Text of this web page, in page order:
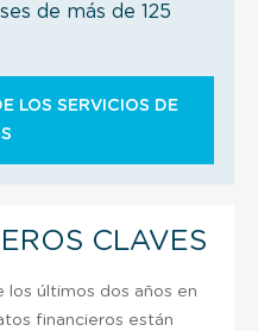
de más de 125
LOS SERVICIOS DE
CLAVES
los últimos dos años en
financieros están